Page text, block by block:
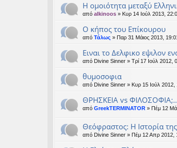
Η ομοιότητα μεταξύ
από alkinoos » Κυρ 14 Ιούλ 2013,
Ο κήπος του Επίκουρου
από Τάλως » Παρ 31 Μάιος 2013, 19:01
Ειναι το Δελφικο εψιλον
από Divine Sinner » Τρί 17 Ιούλ 2012,
θυμοσοφια
από Divine Sinner » Κυρ 15 Ιούλ 2012,
ΘΡΗΣΚΕΙΑ vs ΦΙΛΟΣΟΦΙΑ;...
από GreekTERMINATOR » Πέμ 12
Θεόφραστος: Η Ιστορία
από Divine Sinner » Πέμ 12 Απρ 2012,